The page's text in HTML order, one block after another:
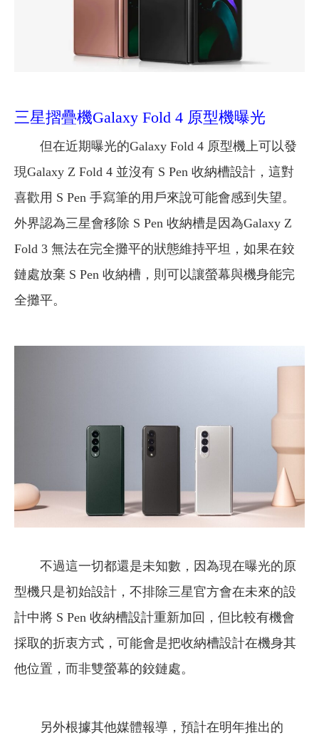
三星摺疊機Galaxy Fold 4 原型機曝光
但在近期曝光的Galaxy Fold 4 原型機上可以發
現Galaxy Z Fold 4 並沒有 S Pen 收納槽設計，這對
喜歡用 S Pen 手寫筆的用戶來說可能會感到失望。
外界認為三星會移除 S Pen 收納槽是因為Galaxy Z
Fold 3 無法在完全攤平的狀態維持平坦，如果在鉸
鏈處放棄 S Pen 收納槽，則可以讓螢幕與機身能完
全攤平。
不過這一切都還是未知數，因為現在曝光的原
型機只是初始設計，不排除三星官方會在未來的設
計中將 S Pen 收納槽設計重新加回，但比較有機會
採取的折衷方式，可能會是把收納槽設計在機身其
他位置，而非雙螢幕的鉸鏈處。
另外根據其他媒體報導，預計在明年推出的